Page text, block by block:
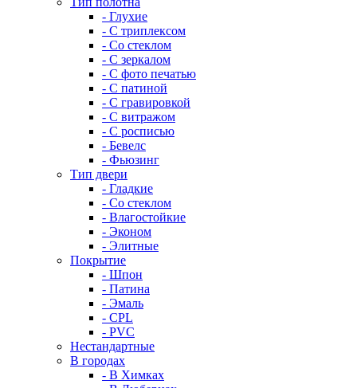
- Глухие
- С триплексом
- Со стеклом
- С зеркалом
- С фото печатью
- С патиной
- С гравировкой
- С витражом
- С росписью
- Бевелс
- Фьюзинг
Тип двери
- Гладкие
- Со стеклом
- Влагостойкие
- Эконом
- Элитные
Покрытие
- Шпон
- Патина
- Эмаль
- CPL
- PVC
Нестандартные
В городах
- В Химках